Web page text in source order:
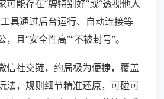
可能存在“牌特别好”或“透视他人
具通过后台运行、自动连接等
且“安全性高”“不被封号”。
信社交链，约局极为便捷，覆盖
法，规则细节精准还原，可碰可